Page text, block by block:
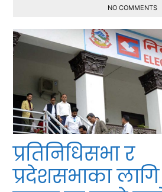
NO COMMENTS
प्रतिनिधिसभा र
प्रदेशसभाका लागि